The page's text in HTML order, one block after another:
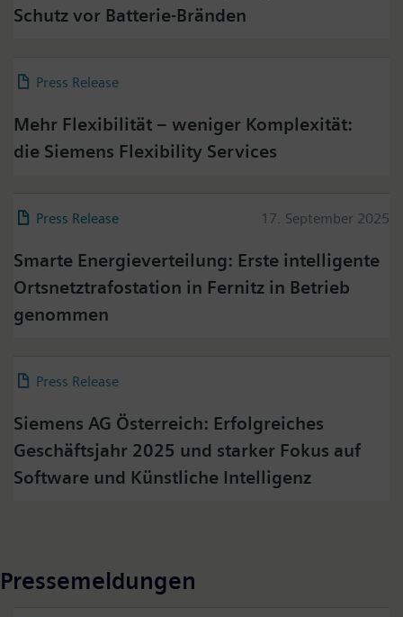
Schutz vor Batterie-Bränden
Press Release
Mehr Flexibilität – weniger Komplexität:
die Siemens Flexibility Services
Press Release 17. September 2025
Smarte Energieverteilung: Erste intelligente
Ortsnetztrafostation in Fernitz in Betrieb
genommen
Press Release
Siemens AG Österreich: Erfolgreiches
Geschäftsjahr 2025 und starker Fokus auf
Software und Künstliche Intelligenz
Pressemeldungen